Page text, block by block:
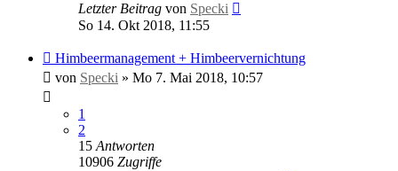
Letzter Beitrag von Specki
So 14. Okt 2018, 11:55
Himbeermanagement + Himbeervernichtung
von Specki » Mo 7. Mai 2018, 10:57
1
2
15 Antworten
10906 Zugriffe